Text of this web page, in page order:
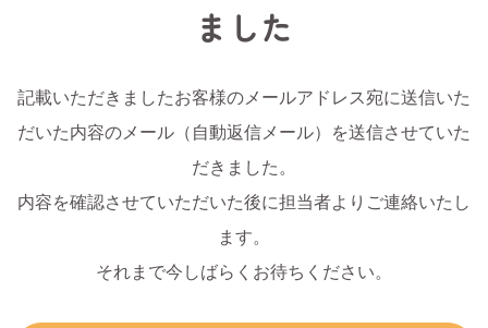
ました
記載いただきましたお客様のメールアドレス宛に送信いた
だいた内容のメール（自動返信メール）を送信させていた
だきました。
内容を確認させていただいた後に担当者よりご連絡いたし
ます。
それまで今しばらくお待ちください。